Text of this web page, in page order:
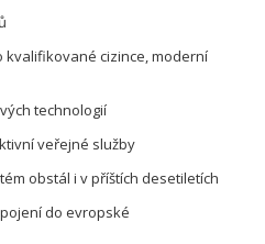
kvalifikované cizince, moderní
technologií
veřejné služby
obstál i v příštích desetiletích
do evropské